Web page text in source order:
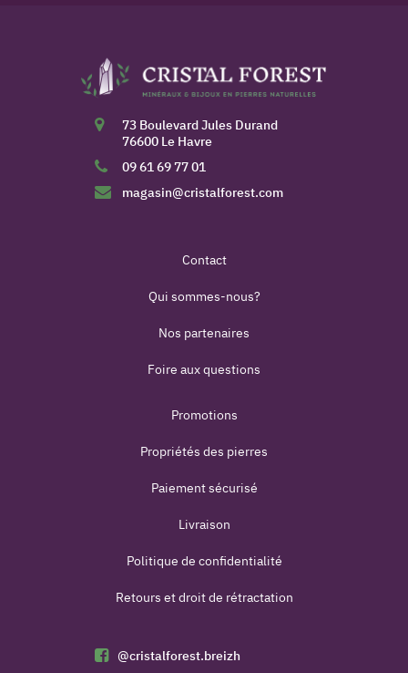
73 Boulevard Jules Durand
76600 Le Havre
09 61 69 77 01
magasin@cristalforest.com
Contact
Qui sommes-nous?
Nos partenaires
Foire aux questions
Promotions
Propriétés des pierres
Paiement sécurisé
Livraison
Politique de confidentialité
Retours et droit de rétractation
@cristalforest.breizh